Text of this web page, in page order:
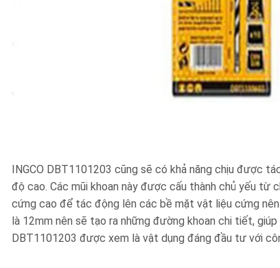
INGCO DBT1101203 cũng sẽ có khả năng chịu
độ cao. Các mũi khoan này được cấu thành chủ yếu
cứng cao để tác động lên các bề mặt vật liệu cứng
là 12mm nên sẽ tạo ra những đường khoan chi tiết,
DBT1101203 được xem là vật dụng đáng đầu tư với